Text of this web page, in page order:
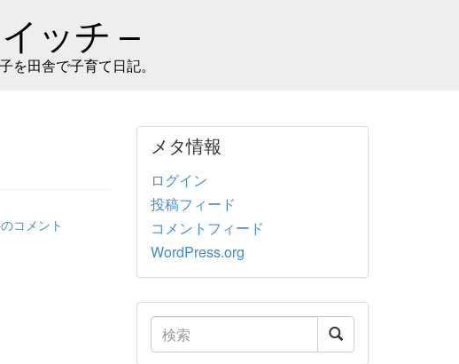
ッチ –
田舎で子育て日記。
コメント
メタ情報
ログイン
投稿フィード
コメントフィード
WordPress.org